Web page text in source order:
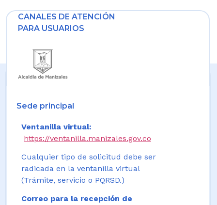
CANALES DE ATENCIÓN
PARA USUARIOS
Sede principal
Ventanilla virtual:
https://ventanilla.manizales.gov.co
Cualquier tipo de solicitud debe ser
radicada en la ventanilla virtual
(Trámite, servicio o PQRSD.)
Correo para la recepción de